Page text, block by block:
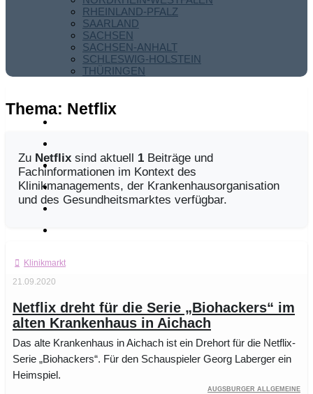
RHEINLAND-PFALZ
SAARLAND
SACHSEN
SACHSEN-ANHALT
SCHLESWIG-HOLSTEIN
THÜRINGEN
Thema: Netflix
Zu Netflix sind aktuell 1 Beiträge und
Fachinformationen im Kontext des
Klinikmanagements, der Krankenhausorganisation
und des Gesundheitsmarktes verfügbar.
Klinikmarkt
21.09.2020
Netflix dreht für die Serie „Biohackers“ im
alten Krankenhaus in Aichach
Das alte Krankenhaus in Aichach ist ein Drehort für die Netflix-
Serie „Biohackers“. Für den Schauspieler Georg Laberger ein
Heimspiel.
Augsburger Allgemeine